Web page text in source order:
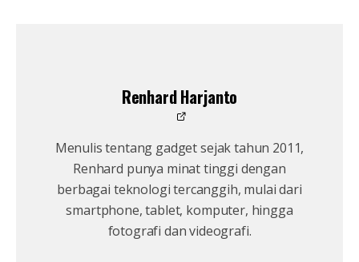
Renhard Harjanto
Menulis tentang gadget sejak tahun 2011,
Renhard punya minat tinggi dengan
berbagai teknologi tercanggih, mulai dari
smartphone, tablet, komputer, hingga
fotografi dan videografi.